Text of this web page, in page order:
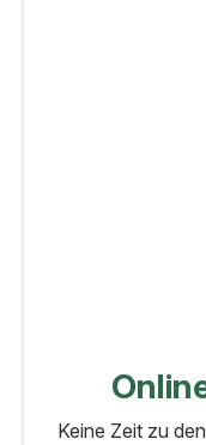
Keine Zeit zu